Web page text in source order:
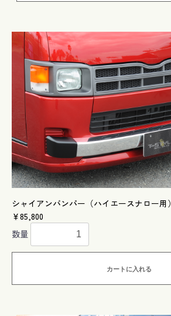
シャイアンバンパー（ハイエースナロー用）
￥85,800
数量
カートに入れる